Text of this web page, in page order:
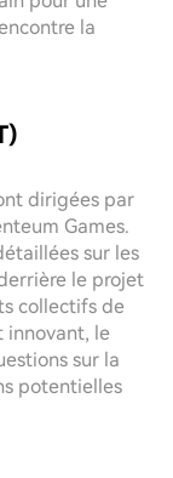
la
dirigées par
Games.
sur les
le projet
collectifs de
innovant, le
sur la
potentielles